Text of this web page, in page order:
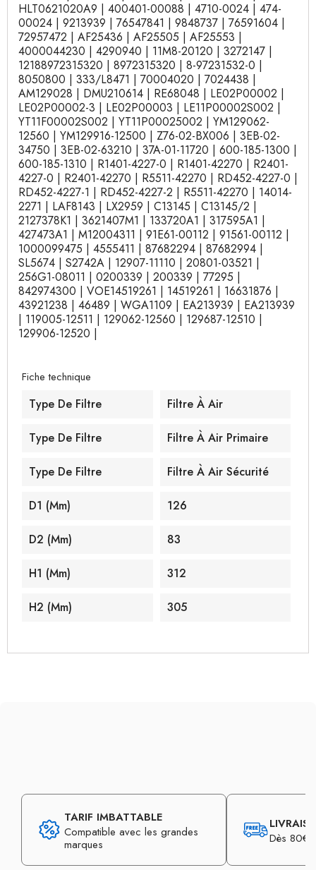
HLT0621020A9 | 400401-00088 | 4710-0024 | 474-
00024 | 9213939 | 76547841 | 9848737 | 76591604 |
72957472 | AF25436 | AF25505 | AF25553 |
4000044230 | 4290940 | 11M8-20120 | 3272147 |
12188972315320 | 8972315320 | 8-97231532-0 |
8050800 | 333/L8471 | 70004020 | 7024438 |
AM129028 | DMU210614 | RE68048 | LE02P00002 |
LE02P00002-3 | LE02P00003 | LE11P00002S002 |
YT11F00002S002 | YT11P00025002 | YM129062-
12560 | YM129916-12500 | Z76-02-BX006 | 3EB-02-
34750 | 3EB-02-63210 | 37A-01-11720 | 600-185-1300 |
600-185-1310 | R1401-4227-0 | R1401-42270 | R2401-
4227-0 | R2401-42270 | R5511-42270 | RD452-4227-0 |
RD452-4227-1 | RD452-4227-2 | R5511-42270 | 14014-
2271 | LAF8143 | LX2959 | C13145 | C13145/2 |
2127378K1 | 3621407M1 | 133720A1 | 317595A1 |
427473A1 | M12004311 | 91E61-00112 | 91561-00112 |
1000099475 | 4555411 | 87682294 | 87682994 |
SL5674 | S2742A | 12907-11110 | 20801-03521 |
256G1-08011 | 0200339 | 200339 | 77295 |
842974300 | VOE14519261 | 14519261 | 16631876 |
43921238 | 46489 | WGA1109 | EA213939 | EA213939
| 119005-12511 | 129062-12560 | 129687-12510 |
129906-12520 |
Fiche technique
Type De Filtre Filtre À Air
Type De Filtre Filtre À Air Primaire
Type De Filtre Filtre À Air Sécurité
D1 (mm) 126
D2 (mm) 83
H1 (mm) 312
H2 (mm) 305
TARIF IMBATTABLE
Compatible avec les grandes
marques
Dès 80€